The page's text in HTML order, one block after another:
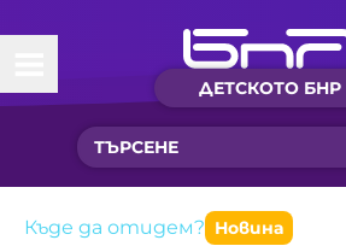
ДЕТСКОТО БНР
Начало
Какво ново?
Рубрики с вълшебства
Къде да отидем? Новина